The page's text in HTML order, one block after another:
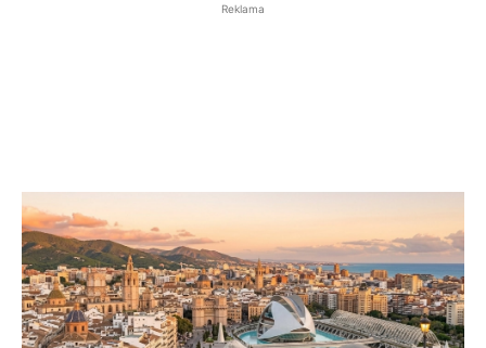
Reklama